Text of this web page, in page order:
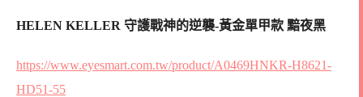
HELEN KELLER 守護戰神的逆襲-黃金單甲款 黯夜黑
https://www.eyesmart.com.tw/product/A0469HNKR-H8621-
HD51-55